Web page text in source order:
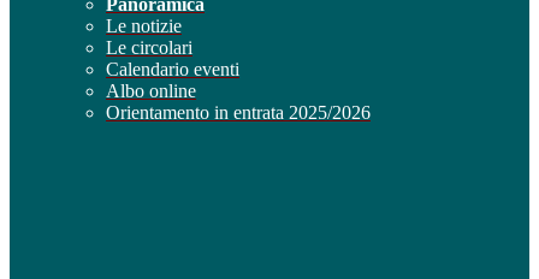
Panoramica
Le notizie
Le circolari
Calendario eventi
Albo online
Orientamento in entrata 2025/2026